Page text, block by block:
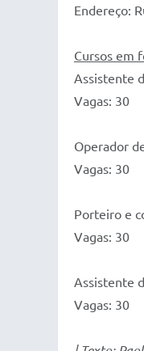
Endereço:
Cursos em
Assistente
Vagas: 30
Operador
Vagas: 30
Porteiro e
Vagas: 30
Assistente
Vagas: 30